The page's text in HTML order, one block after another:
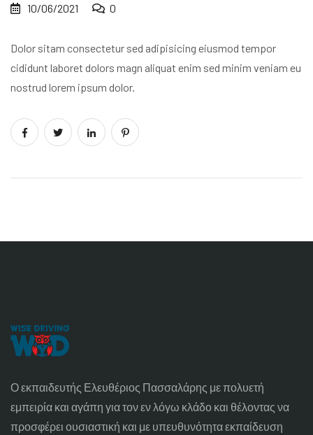
10/06/2021 0
Dolor sitam consectetur sed adipisicing eiusmod tempor
cididunt laboret dolors magn aliquat enim sed minim veniam eu
nostrud lorem ipsum dolor.
Ο εκπαιδευτής Ελευθέριος Πασσαλάρης με πολυετή
εμπειρία και αγάπη για τον εν λόγω κλάδο και θέλοντας να
προσφέρει ουσιαστική και με υπευθυνότητα εκπαίδευση